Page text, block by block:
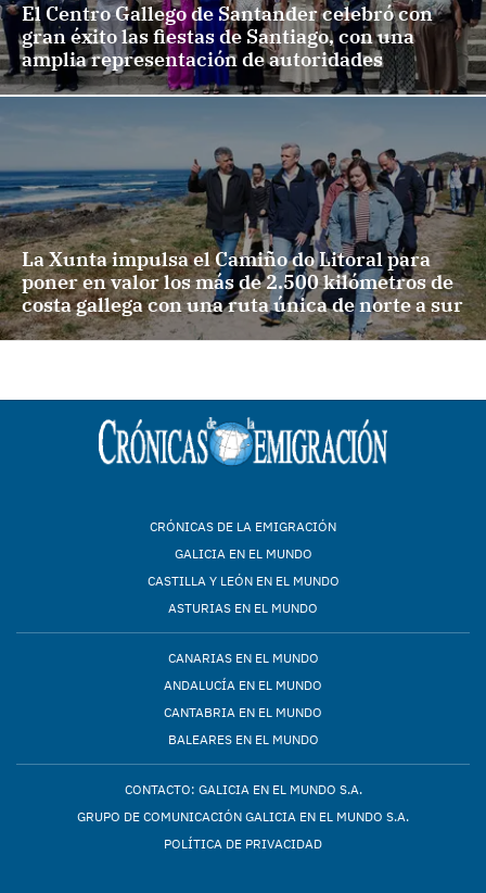
El Centro Gallego de Santander celebró con
gran éxito las fiestas de Santiago, con una
amplia representación de autoridades
La Xunta impulsa el Camiño do Litoral para
poner en valor los más de 2.500 kilómetros de
costa gallega con una ruta única de norte a sur
CRÓNICAS DE LA EMIGRACIÓN
GALICIA EN EL MUNDO
CASTILLA Y LEÓN EN EL MUNDO
ASTURIAS EN EL MUNDO
CANARIAS EN EL MUNDO
ANDALUCÍA EN EL MUNDO
CANTABRIA EN EL MUNDO
BALEARES EN EL MUNDO
CONTACTO: GALICIA EN EL MUNDO S.A.
GRUPO DE COMUNICACIÓN GALICIA EN EL MUNDO S.A.
POLÍTICA DE PRIVACIDAD